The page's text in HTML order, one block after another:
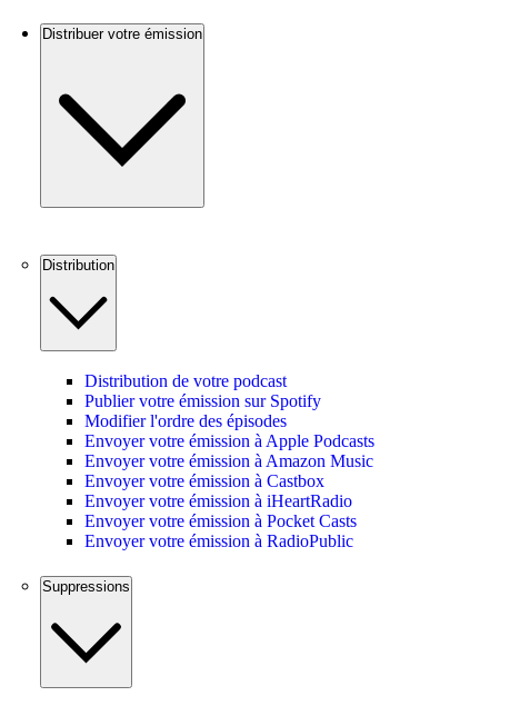
Distribuer votre émission
Distribution
Distribution de votre podcast
Publier votre émission sur Spotify
Modifier l'ordre des épisodes
Envoyer votre émission à Apple Podcasts
Envoyer votre émission à Amazon Music
Envoyer votre émission à Castbox
Envoyer votre émission à iHeartRadio
Envoyer votre émission à Pocket Casts
Envoyer votre émission à RadioPublic
Suppressions